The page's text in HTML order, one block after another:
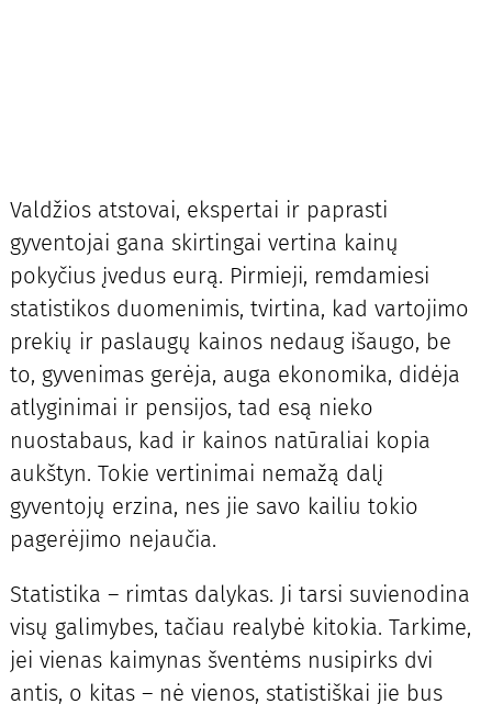
Valdžios atstovai, ekspertai ir paprasti
gyventojai gana skirtingai vertina kainų
pokyčius įvedus eurą. Pirmieji, remdamiesi
statistikos duomenimis, tvirtina, kad vartojimo
prekių ir paslaugų kainos nedaug išaugo, be
to, gyvenimas gerėja, auga ekonomika, didėja
atlyginimai ir pensijos, tad esą nieko
nuostabaus, kad ir kainos natūraliai kopia
aukštyn. Tokie vertinimai nemažą dalį
gyventojų erzina, nes jie savo kailiu tokio
pagerėjimo nejaučia.
Statistika – rimtas dalykas. Ji tarsi suvienodina
visų galimybes, tačiau realybė kitokia. Tarkime,
jei vienas kaimynas šventėms nusipirks dvi
antis, o kitas – nė vienos, statistiškai jie bus